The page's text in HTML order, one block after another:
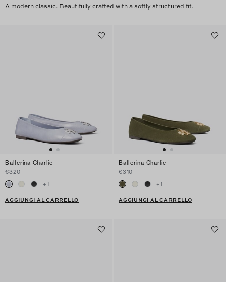
A modern classic. Beautifully crafted with a softly structured fit.
Ballerina Charlie
€320
+1
AGGIUNGI AL CARRELLO
Ballerina Charlie
€310
+1
AGGIUNGI AL CARRELLO